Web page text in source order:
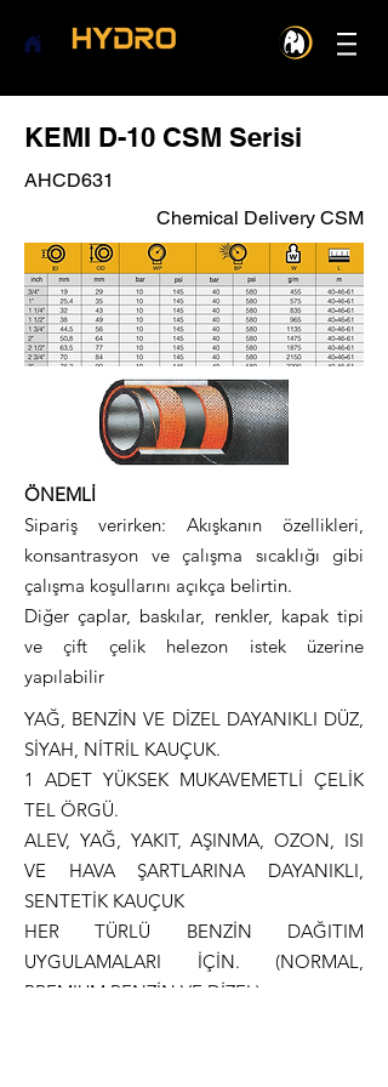
KEMI D-10 CSM Serisi
AHCD631
Chemical Delivery CSM
ÖNEMLİ
Sipariş verirken: Akışkanın özellikleri,
konsantrasyon ve çalışma sıcaklığı gibi
çalışma koşullarını açıkça belirtin.
Diğer çaplar, baskılar, renkler, kapak tipi
ve çift çelik helezon istek üzerine
yapılabilir
YAĞ, BENZİN VE DİZEL DAYANIKLI DÜZ,
SİYAH, NİTRİL KAUÇUK.
1 ADET YÜKSEK MUKAVEMETLİ ÇELİK
TEL ÖRGÜ.
ALEV, YAĞ, YAKIT, AŞINMA, OZON, ISI
VE HAVA ŞARTLARINA DAYANIKLI,
SENTETİK KAUÇUK
HER TÜRLÜ BENZİN DAĞITIM
UYGULAMALARI İÇİN. (NORMAL,
PREMIUM BENZİN VE DİZEL).